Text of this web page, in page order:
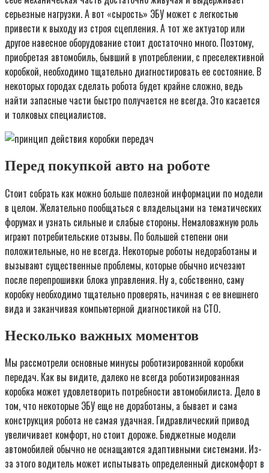
серьезные нагрузки. А вот «сырость» ЭБУ может с легкостью
привести к выходу из строя сцепления. А тот же актуатор или
другое навесное оборудование стоит достаточно много. Поэтому,
приобретая автомобиль, бывший в употреблении, с преселективной
коробкой, необходимо тщательно диагностировать ее состояние. В
некоторых городах сделать робота будет крайне сложно, ведь
найти запасные части быстро получается не всегда. Это касается
и толковых специалистов.
Перед покупкой авто на роботе
Стоит собрать как можно больше полезной информации по модели
в целом. Желательно пообщаться с владельцами на тематических
форумах и узнать сильные и слабые стороны. Немаловажную роль
играют потребительские отзывы. По большей степени они
положительные, но не всегда. Некоторые роботы недоработаны и
вызывают существенные проблемы, которые обычно исчезают
после перепрошивки блока управления. Ну а, собственно, саму
коробку необходимо тщательно проверять, начиная с ее внешнего
вида и заканчивая компьютерной диагностикой на СТО.
Несколько важных моментов
Мы рассмотрели основные минусы роботизированной коробки
передач. Как вы видите, далеко не всегда роботизированная
коробка может удовлетворить потребности автомобилиста. Дело в
том, что некоторые ЭБУ еще не доработаны, а бывает и сама
конструкция робота не самая удачная. Гидравлический привод
увеличивает комфорт, но стоит дороже. Бюджетные модели
автомобилей обычно не оснащаются адаптивными системами. Из-
за этого водитель может испытывать определенный дискомфорт в